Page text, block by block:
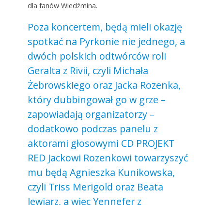
dla fanów Wiedźmina.
Poza koncertem, będą mieli okazję
spotkać na Pyrkonie nie jednego, a
dwóch polskich odtwórców roli
Geralta z Rivii, czyli Michała
Żebrowskiego oraz Jacka Rozenka,
który dubbingował go w grze –
zapowiadają organizatorzy –
dodatkowo podczas panelu z
aktorami głosowymi CD PROJEKT
RED Jackowi Rozenkowi towarzyszyć
mu będą Agnieszka Kunikowska,
czyli Triss Merigold oraz Beata
Jewiarz, a więc Yennefer z